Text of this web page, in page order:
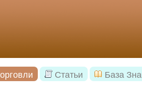
Статьи База